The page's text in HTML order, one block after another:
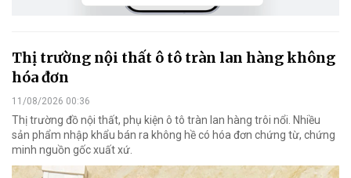
Thị trường nội thất ô tô tràn lan hàng không
hóa đơn
11/08/2026 00:36
Thị trường đồ nội thất, phụ kiện ô tô tràn lan hàng trôi nổi. Nhiều
sản phẩm nhập khẩu bán ra không hề có hóa đơn chứng từ, chứng
minh nguồn gốc xuất xứ.